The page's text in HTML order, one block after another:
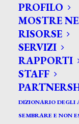
PROFILO
MOSTRE
RISORSE
SERVIZI
RAPPORTI
STAFF
DIZIONARIO DEGLI
SEMBRARE E NON